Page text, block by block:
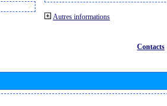
Autres informations
Contacts